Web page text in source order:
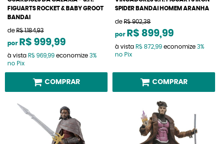
FIGUARTS ROCKET & BABY GROOT
BANDAI
de R$ 1.184,93
por R$ 999,99
à vista R$ 969,99 economize 3%
no Pix
COMPRAR
SPIDER BANDAI HOMEM ARANHA
de R$ 902,38
por R$ 899,99
à vista R$ 872,99 economize 3%
no Pix
COMPRAR